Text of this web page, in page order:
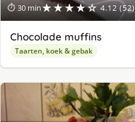
⏱ 30 min★★★★☆ 4.12 (52)
Chocolade muffins
Taarten, koek & gebak